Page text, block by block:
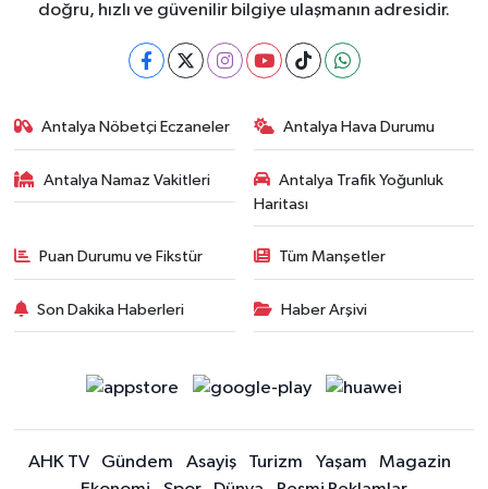
doğru, hızlı ve güvenilir bilgiye ulaşmanın adresidir.
Antalya Nöbetçi Eczaneler Antalya Hava Durumu
Antalya Namaz Vakitleri
Antalya Trafik Yoğunluk
Haritası
Puan Durumu ve Fikstür Tüm Manşetler
Son Dakika Haberleri Haber Arşivi
AHK TV Gündem Asayiş Turizm Yaşam
Magazin